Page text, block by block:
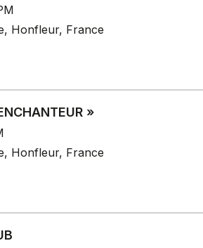
Honfleur, France
»
Honfleur, France